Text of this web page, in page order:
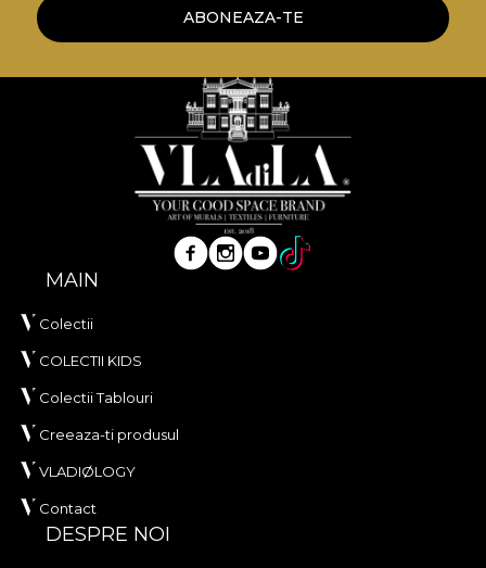
adezivului propriu in aplicarea tapetului. In acest
mod, te poti bucura de un proces de redecorare
standarde de calitate.
ABONEAZA-TE
MAIN
Colectii
COLECTII KIDS
Colectii Tablouri
Creeaza-ti produsul
VLADIØLOGY
Contact
DESPRE NOI